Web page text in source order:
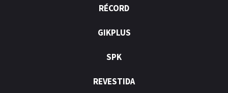
RÉCORD
GIKPLUS
SPK
REVESTIDA